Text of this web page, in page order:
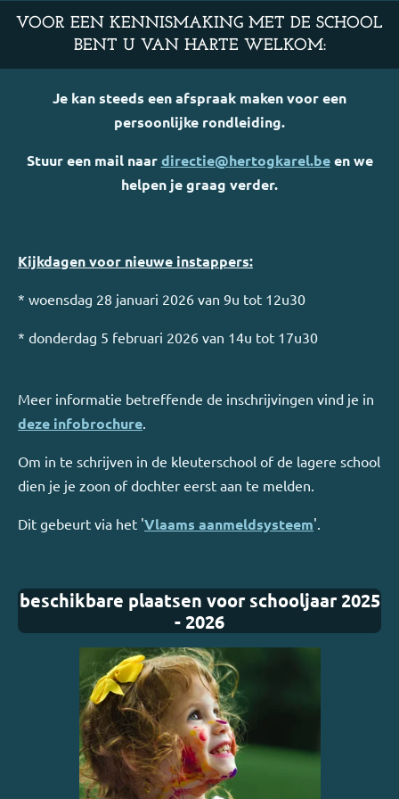
VOOR EEN KENNISMAKING MET DE SCHOOL
BENT U VAN HARTE WELKOM:
Je kan steeds een afspraak maken voor een
persoonlijke rondleiding.
Stuur een mail naardirectie@hertogkarel.been we
helpen je graag verder.
Kijkdagen voor nieuwe instappers:
* woensdag 28 januari 2026 van 9u tot 12u30
* donderdag 5 februari 2026 van 14u tot 17u30
Meer informatie betreffende de inschrijvingen vind je in
deze infobrochure.
Om in te schrijven in de kleuterschool of de lagere school
dien je je zoon of dochter eerst aan te melden.
Dit gebeurt via het 'Vlaams aanmeldsysteem'.
beschikbare plaatsen voor schooljaar 2025
- 2026